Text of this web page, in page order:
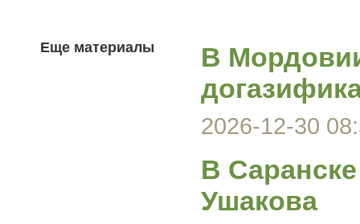
Еще материалы
В
2026-12-30
В
Ушакова